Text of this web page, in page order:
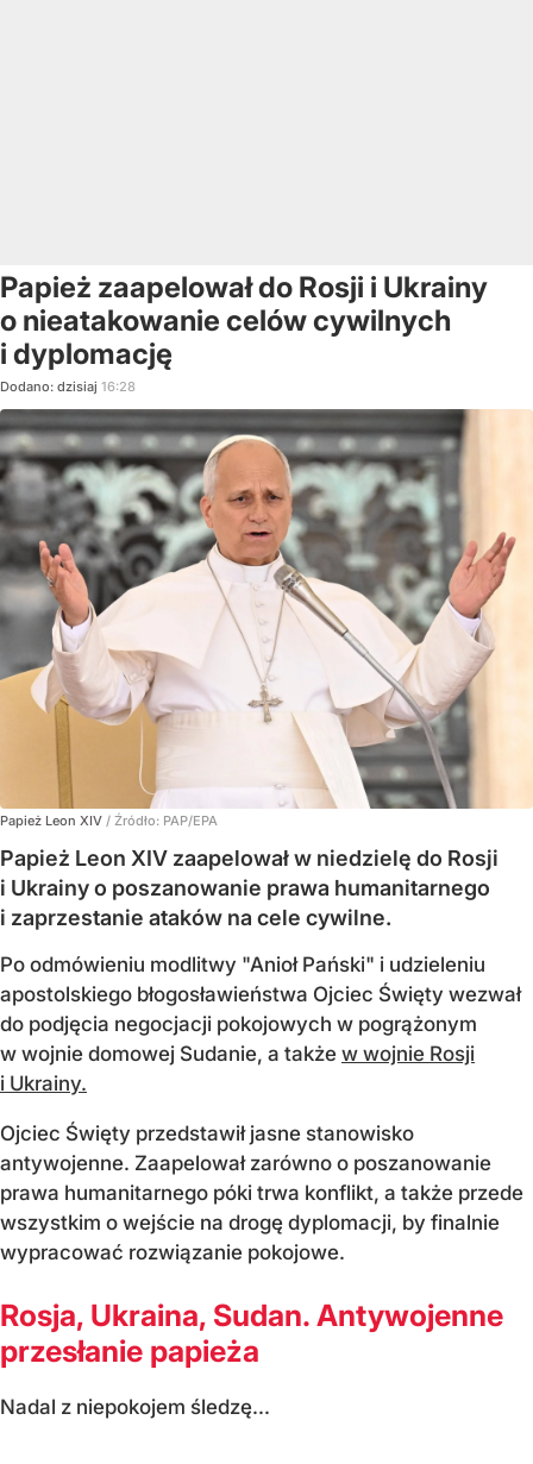
Papież zaapelował do Rosji i Ukrainy
o nieatakowanie celów cywilnych
i dyplomację
Dodano: dzisiaj 16:28
Papież Leon XIV / Źródło: PAP/EPA
Papież Leon XIV zaapelował w niedzielę do Rosji
i Ukrainy o poszanowanie prawa humanitarnego
i zaprzestanie ataków na cele cywilne.
Po odmówieniu modlitwy "Anioł Pański" i udzieleniu
apostolskiego błogosławieństwa Ojciec Święty wezwał
do podjęcia negocjacji pokojowych w pogrążonym
w wojnie domowej Sudanie, a także w wojnie Rosji
i Ukrainy.
Ojciec Święty przedstawił jasne stanowisko
antywojenne. Zaapelował zarówno o poszanowanie
prawa humanitarnego póki trwa konflikt, a także przede
wszystkim o wejście na drogę dyplomacji, by finalnie
wypracować rozwiązanie pokojowe.
Rosja, Ukraina, Sudan. Antywojenne
przesłanie papieża
Nadal z niepokojem śledzę...